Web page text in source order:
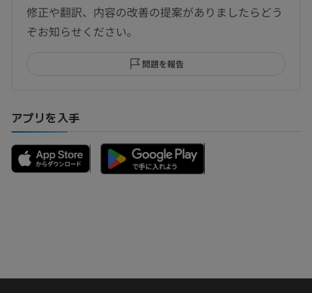
修正や翻訳、内容の改善の提案がありましたらどう
ぞお知らせください。
問題を報告
アプリを入手